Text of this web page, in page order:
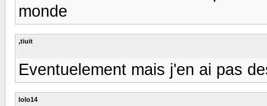
monde
,tiuit
Eventuelement mais j'en ai pas
lolo14